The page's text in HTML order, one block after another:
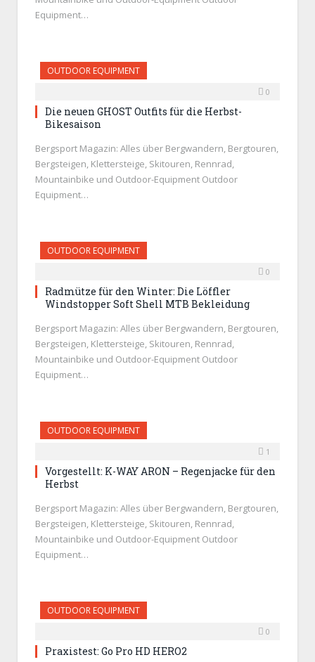
Equipment…
OUTDOOR EQUIPMENT
0
Die neuen GHOST Outfits für die Herbst-
Bikesaison
Bergsport Magazin: Alles über Bergwandern, Bergtouren,
Bergsteigen, Klettersteige, Skitouren, Rennrad,
Mountainbike und Outdoor-Equipment Outdoor
Equipment…
OUTDOOR EQUIPMENT
0
Radmütze für den Winter: Die Löffler
Windstopper Soft Shell MTB Bekleidung
Bergsport Magazin: Alles über Bergwandern, Bergtouren,
Bergsteigen, Klettersteige, Skitouren, Rennrad,
Mountainbike und Outdoor-Equipment Outdoor
Equipment…
OUTDOOR EQUIPMENT
1
Vorgestellt: K-WAY ARON – Regenjacke für den
Herbst
Bergsport Magazin: Alles über Bergwandern, Bergtouren,
Bergsteigen, Klettersteige, Skitouren, Rennrad,
Mountainbike und Outdoor-Equipment Outdoor
Equipment…
OUTDOOR EQUIPMENT
0
Praxistest: Go Pro HD HERO2